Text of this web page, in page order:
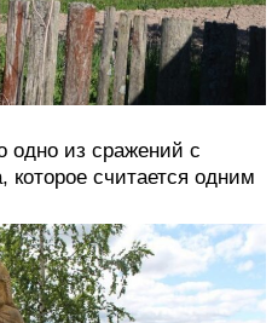
одно из сражений с
которое считается одним